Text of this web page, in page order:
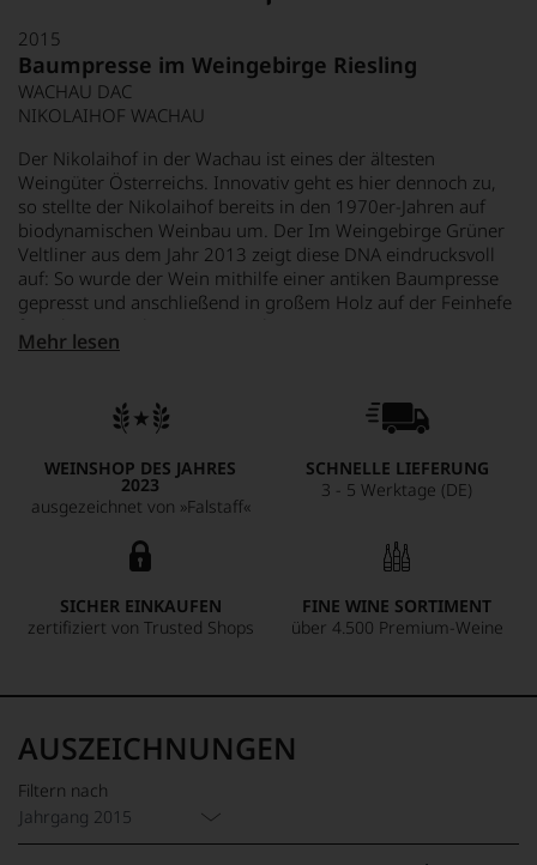
2015
Baumpresse im Weingebirge Riesling
WACHAU DAC
NIKOLAIHOF WACHAU
Der Nikolaihof in der Wachau ist eines der ältesten
Weingüter Österreichs. Innovativ geht es hier dennoch zu,
so stellte der Nikolaihof bereits in den 1970er-Jahren auf
biodynamischen Weinbau um. Der Im Weingebirge Grüner
Veltliner aus dem Jahr 2013 zeigt diese DNA eindrucksvoll
auf: So wurde der Wein mithilfe einer antiken Baumpresse
gepresst und anschließend in großem Holz auf der Feinhefe
konzentrierter Weißwein mit leicht oxidativem Touch. 98
Reifepotenzial bis 2070.
Mehr lesen
WEINSHOP DES JAHRES
2023
ausgezeichnet von »Falstaff«
SCHNELLE LIEFERUNG
3 - 5 Werktage (DE)
SICHER EINKAUFEN
zertifiziert von Trusted Shops
FINE WINE SORTIMENT
über 4.500 Premium-Weine
AUSZEICHNUNGEN
Filtern nach
Jahrgang 2015